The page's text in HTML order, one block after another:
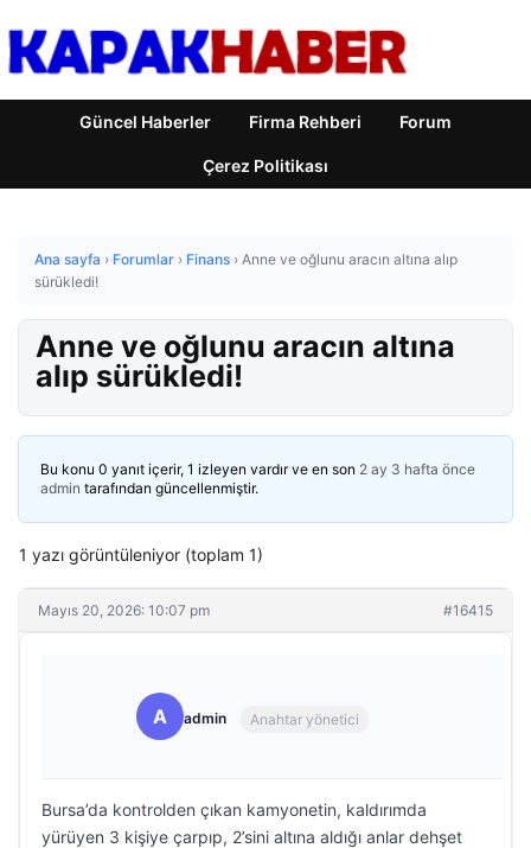
Güncel Haberler Firma Rehberi Forum
Çerez Politikası
Ana sayfa › Forumlar › Finans › Anne ve oğlunu aracın altına alıp
sürükledi!
Anne ve oğlunu aracın altına
alıp sürükledi!
Bu konu 0 yanıt içerir, 1 izleyen vardır ve en son 2 ay 3 hafta önce
admin tarafından güncellenmiştir.
1 yazı görüntüleniyor (toplam 1)
Mayıs 20, 2026: 10:07 pm #16415
A admin Anahtar yönetici
Bursa’da kontrolden çıkan kamyonetin, kaldırımda
yürüyen 3 kişiye çarpıp, 2’sini altına aldığı anlar dehşet